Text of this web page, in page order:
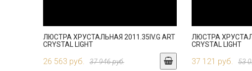
ЛЮСТРА ХРУСТАЛЬНАЯ 2011.35IV.G ART
CRYSTAL LIGHT
26 563 руб. 37 946 руб.
ЛЮСТРА
CRYSTAL LIGHT
37 121 руб. 53